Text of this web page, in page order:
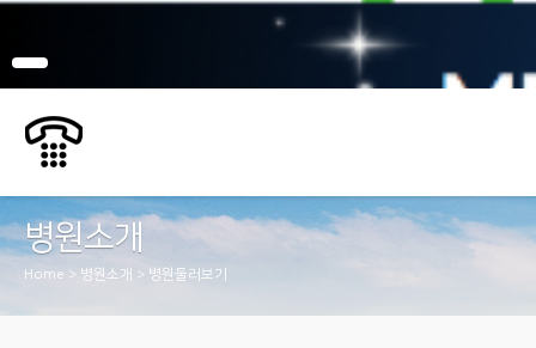
병원소개
Home > 병원소개 > 병원둘러보기